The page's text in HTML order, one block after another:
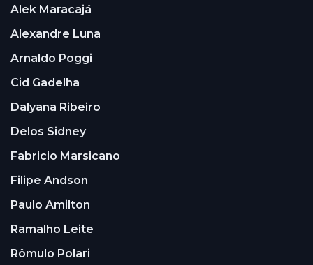
Alek Maracajá
Alexandre Luna
Arnaldo Poggi
Cid Gadelha
Dalyana Ribeiro
Delos Sidney
Fabricio Marsicano
Filipe Andson
Paulo Amilton
Ramalho Leite
Rômulo Polari